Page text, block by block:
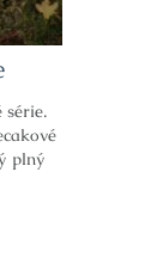
série.
plný